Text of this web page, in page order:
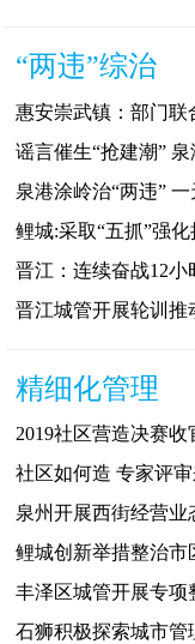
“两违”综治
惠安崇武镇：部门联
谣言催生“抢建潮”
泉港涂岭治“两违”
鲤城:采取“五抓”强
晋江：连续奋战12小
晋江城管开展轮训推
精细化管理
2019社区营造决赛
社区如何造 专家评
泉州开展西街经营业
鲤城创新举措整治市
丰泽区城管开展专项
石狮积极探索城市管